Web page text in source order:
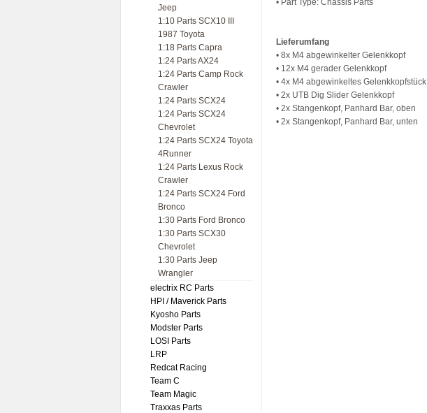
Jeep
1:10 Parts SCX10 III
1987 Toyota
1:18 Parts Capra
1:24 Parts AX24
1:24 Parts Camp Rock
Crawler
1:24 Parts SCX24
1:24 Parts SCX24
Chevrolet
1:24 Parts SCX24 Toyota
4Runner
1:24 Parts Lexus Rock
Crawler
1:24 Parts SCX24 Ford
Bronco
1:30 Parts Ford Bronco
1:30 Parts SCX30
Chevrolet
1:30 Parts Jeep
Wrangler
electrix RC Parts
HPI / Maverick Parts
Kyosho Parts
Modster Parts
LOSI Parts
LRP
Redcat Racing
Team C
Team Magic
Traxxas Parts
• Part Type: Chassis Parts
Lieferumfang
• 8x M4 abgewinkelter Gelenkkopf
• 12x M4 gerader Gelenkkopf
• 4x M4 abgewinkeltes Gelenkkopfstück
• 2x UTB Dig Slider Gelenkkopf
• 2x Stangenkopf, Panhard Bar, oben
• 2x Stangenkopf, Panhard Bar, unten